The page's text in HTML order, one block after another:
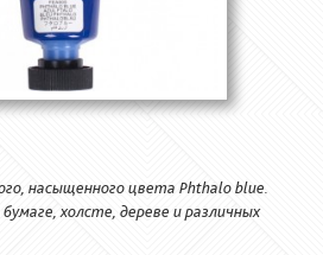
насыщенного цвета Phthalo blue.
холсте, дереве и различных